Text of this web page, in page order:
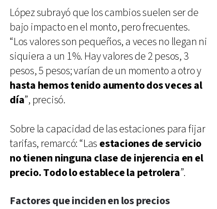
López subrayó que los cambios suelen ser de
bajo impacto en el monto, pero frecuentes.
“Los valores son pequeños, a veces no llegan ni
siquiera a un 1%. Hay valores de 2 pesos, 3
pesos, 5 pesos; varían de un momento a otro y
hasta hemos tenido aumento dos veces al
día”, precisó.
Sobre la capacidad de las estaciones para fijar
tarifas, remarcó: “Las estaciones de servicio
no tienen ninguna clase de injerencia en el
precio. Todo lo establece la petrolera”.
Factores que inciden en los precios